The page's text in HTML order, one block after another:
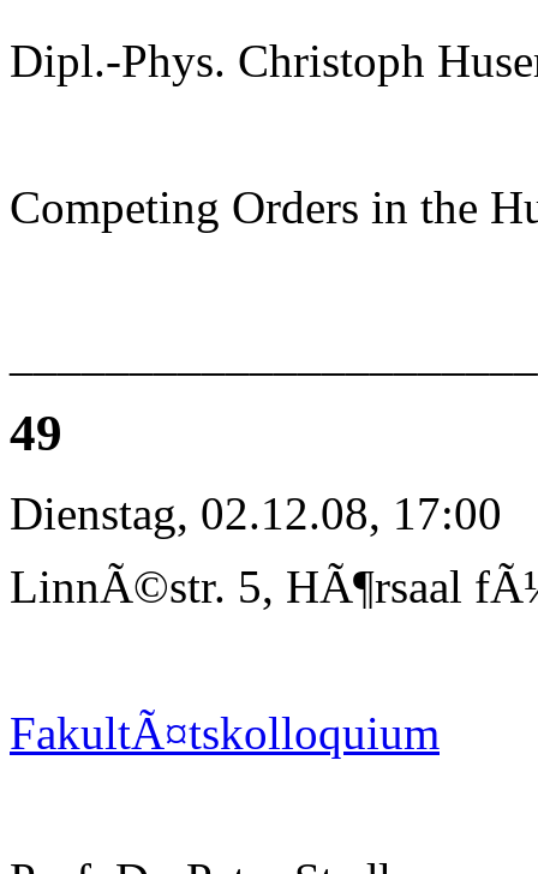
Dipl.-Phys. Christoph
Competing Orders in the
49
Dienstag, 02.12.08, 17:00
LinnÃ©str. 5, HÃ¶rsaal
FakultÃ¤tskolloquium